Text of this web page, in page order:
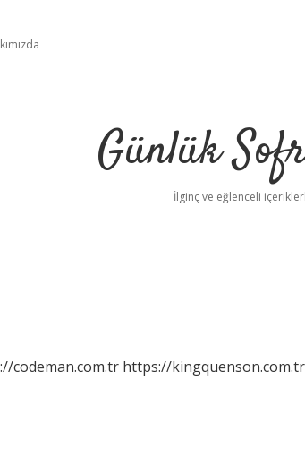
Günlük
İlginç ve eğlenceli
codeman.com.tr https://kingquenson.com.tr